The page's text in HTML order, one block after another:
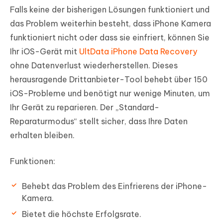
Falls keine der bisherigen Lösungen funktioniert und
das Problem weiterhin besteht, dass iPhone Kamera
funktioniert nicht oder dass sie einfriert, können Sie
Ihr iOS-Gerät mit UltData iPhone Data Recovery
ohne Datenverlust wiederherstellen. Dieses
herausragende Drittanbieter-Tool behebt über 150
iOS-Probleme und benötigt nur wenige Minuten, um
Ihr Gerät zu reparieren. Der „Standard-
Reparaturmodus“ stellt sicher, dass Ihre Daten
erhalten bleiben.
Funktionen:
Behebt das Problem des Einfrierens der iPhone-
Kamera.
Bietet die höchste Erfolgsrate.